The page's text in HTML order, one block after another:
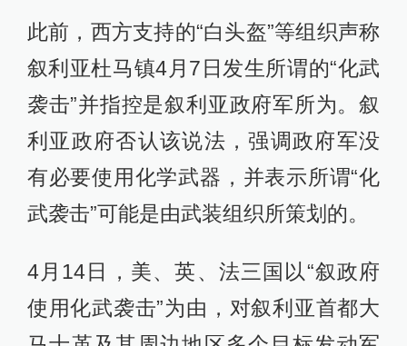
此前，西方支持的“白头盔”等组织声称
叙利亚杜马镇4月7日发生所谓的“化武
袭击”并指控是叙利亚政府军所为。叙
利亚政府否认该说法，强调政府军没
有必要使用化学武器，并表示所谓“化
武袭击”可能是由武装组织所策划的。
4月14日，美、英、法三国以“叙政府
使用化武袭击”为由，对叙利亚首都大